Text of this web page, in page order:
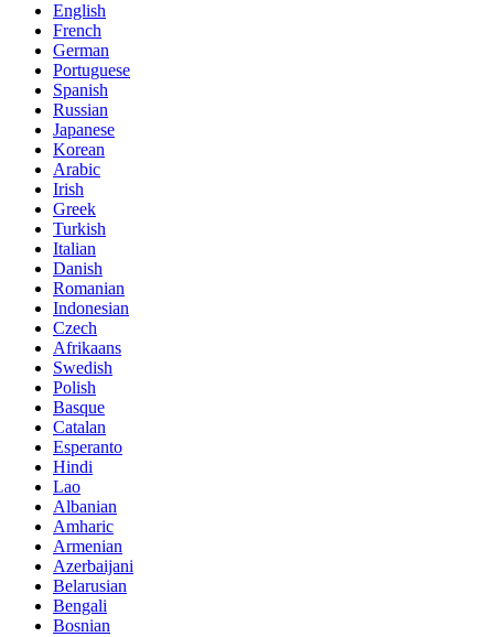
English
French
German
Portuguese
Spanish
Russian
Japanese
Korean
Arabic
Irish
Greek
Turkish
Italian
Danish
Romanian
Indonesian
Czech
Afrikaans
Swedish
Polish
Basque
Catalan
Esperanto
Hindi
Lao
Albanian
Amharic
Armenian
Azerbaijani
Belarusian
Bengali
Bosnian